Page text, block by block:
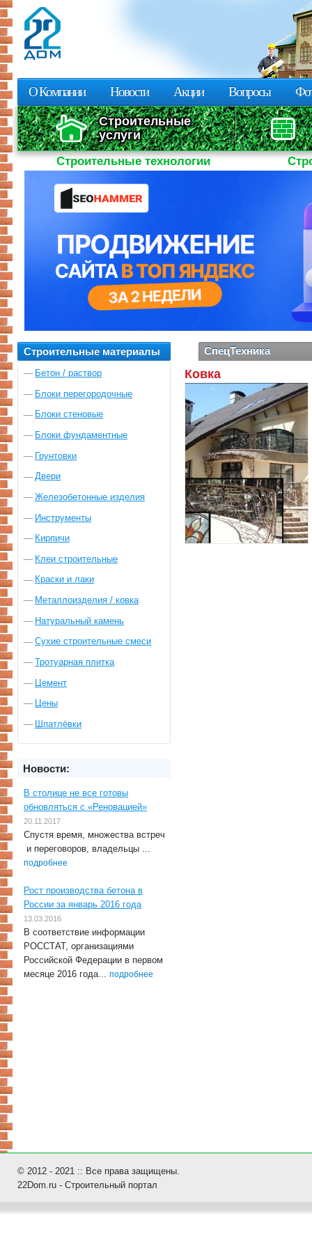
Строительные
услуги
О Компании Новости Акции Вопросы
Строительные технологии
Строительные материалы
Бетон / раствор
Блоки перегородочные
Блоки стеновые
Блоки фундаментные
Грунтовки
Двери
Железобетонные изделия
Инструменты
Кирпичи
Клеи строительные
Краски и лаки
Металлоизделия / ковка
Натуральный камень
Сухие строительные смеси
Тротуарная плитка
Цемент
Цены
Шпатлёвки
Новости:
В столице не все готовы
обновляться с «Реновацией»
20.11.2017
Спустя время, множества встреч
и переговоров, владельцы ...
подробнее
Рост производства бетона в
России за январь 2016 года
13.03.2016
В соответствие информации
РОССТАТ, организациями
Российской Федерации в первом
месяце 2016 года... подробнее
СпецТехника
Ковка
© 2012 - 2021 :: Все права защищены.
22Dom.ru - Строительный портал